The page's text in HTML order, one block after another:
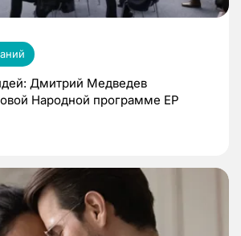
Дмитрий Медведев
Народной программе ЕР